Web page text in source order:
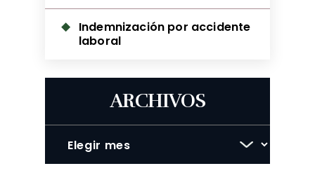
Indemnización por accidente
laboral
ARCHIVOS